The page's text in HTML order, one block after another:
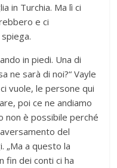
in Turchia. Ma lì ci
e ci
in piedi. Una di
ne sarà di noi?“ Vayle
vuole, le persone qui
poi ce ne andiamo
non è possibile perché
del
„Ma a questo la
fin dei conti ci ha